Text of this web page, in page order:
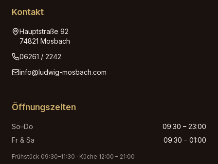
Kontakt
Hauptstraße 92
74821 Mosbach
06261 / 2242
info@ludwig-mosbach.com
Öffnungszeiten
So–Do
09:30 – 23:00
Fr & Sa
09:30 – 01:00
Frühstück 09:30–11:30 · Küche 12:00 – 21:00